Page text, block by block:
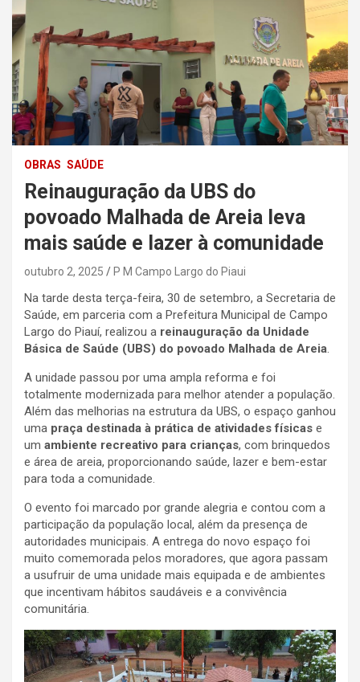
OBRAS SAÚDE
Reinauguração da UBS do
povoado Malhada de Areia leva
mais saúde e lazer à comunidade
outubro 2, 2025 P M Campo Largo do Piaui
Na tarde desta terça-feira, 30 de setembro, a Secretaria de
Saúde, em parceria com a Prefeitura Municipal de Campo
Largo do Piauí, realizou a reinauguração da Unidade
Básica de Saúde (UBS) do povoado Malhada de Areia.
A unidade passou por uma ampla reforma e foi
totalmente modernizada para melhor atender a população.
Além das melhorias na estrutura da UBS, o espaço ganhou
uma praça destinada à prática de atividades físicas e
um ambiente recreativo para crianças, com brinquedos
e área de areia, proporcionando saúde, lazer e bem-estar
para toda a comunidade.
O evento foi marcado por grande alegria e contou com a
participação da população local, além da presença de
autoridades municipais. A entrega do novo espaço foi
muito comemorada pelos moradores, que agora passam
a usufruir de uma unidade mais equipada e de ambientes
que incentivam hábitos saudáveis e a convivência
comunitária.